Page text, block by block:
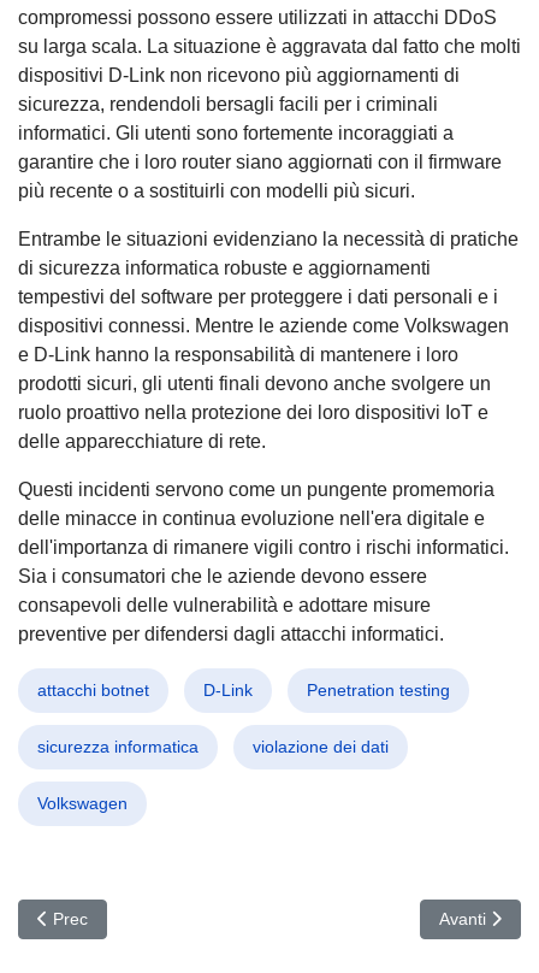
compromessi possono essere utilizzati in attacchi DDoS
su larga scala. La situazione è aggravata dal fatto che molti
dispositivi D-Link non ricevono più aggiornamenti di
sicurezza, rendendoli bersagli facili per i criminali
informatici. Gli utenti sono fortemente incoraggiati a
garantire che i loro router siano aggiornati con il firmware
più recente o a sostituirli con modelli più sicuri.
Entrambe le situazioni evidenziano la necessità di pratiche
di sicurezza informatica robuste e aggiornamenti
tempestivi del software per proteggere i dati personali e i
dispositivi connessi. Mentre le aziende come Volkswagen
e D-Link hanno la responsabilità di mantenere i loro
prodotti sicuri, gli utenti finali devono anche svolgere un
ruolo proattivo nella protezione dei loro dispositivi IoT e
delle apparecchiature di rete.
Questi incidenti servono come un pungente promemoria
delle minacce in continua evoluzione nell'era digitale e
dell'importanza di rimanere vigili contro i rischi informatici.
Sia i consumatori che le aziende devono essere
consapevoli delle vulnerabilità e adottare misure
preventive per difendersi dagli attacchi informatici.
attacchi botnet D-Link Penetration testing
sicurezza informatica violazione dei dati
Volkswagen
Articolo precedente: Cloud Atlas: Nuovo Malware VBCloud
Prec Articolo
Avanti